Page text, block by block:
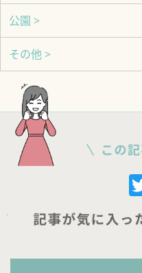
公園 >
その他 >